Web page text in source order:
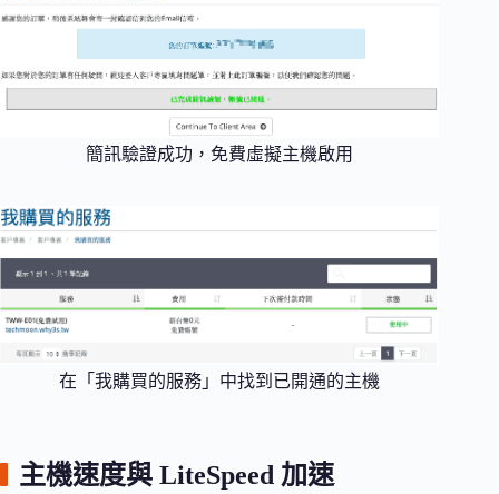
簡訊驗證成功，免費虛擬主機啟用
在「我購買的服務」中找到已開通的主機
主機速度與 LiteSpeed 加速